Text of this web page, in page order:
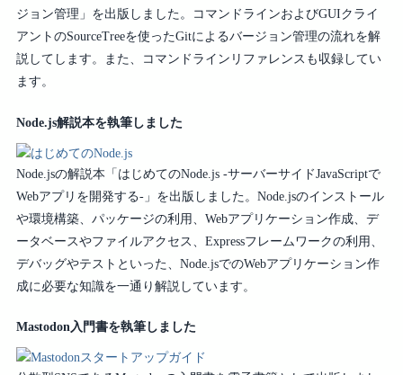
ジョン管理」を出版しました。コマンドラインおよびGUIクライ
アントのSourceTreeを使ったGitによるバージョン管理の流れを解
説してします。また、コマンドラインリファレンスも収録してい
ます。
Node.js解説本を執筆しました
Node.jsの解説本「はじめてのNode.js -サーバーサイドJavaScriptで
Webアプリを開発する-」を出版しました。Node.jsのインストール
や環境構築、パッケージの利用、Webアプリケーション作成、デ
ータベースやファイルアクセス、Expressフレームワークの利用、
デバッグやテストといった、Node.jsでのWebアプリケーション作
成に必要な知識を一通り解説しています。
Mastodon入門書を執筆しました